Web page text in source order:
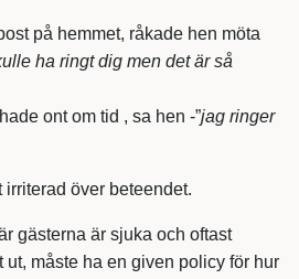
på hemmet, råkade hen möta
ha ringt dig men det är så
ont om tid , sa hen -”jag ringer
över beteendet.
gästerna är sjuka och oftast
måste ha en given policy för hur